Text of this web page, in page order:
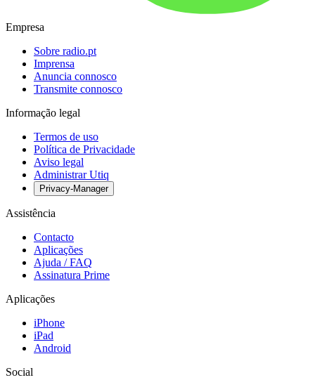
Empresa
Sobre radio.pt
Imprensa
Anuncia connosco
Transmite connosco
Informação legal
Termos de uso
Política de Privacidade
Aviso legal
Administrar Utiq
Privacy-Manager
Assistência
Contacto
Aplicações
Ajuda / FAQ
Assinatura Prime
Aplicações
iPhone
iPad
Android
Social